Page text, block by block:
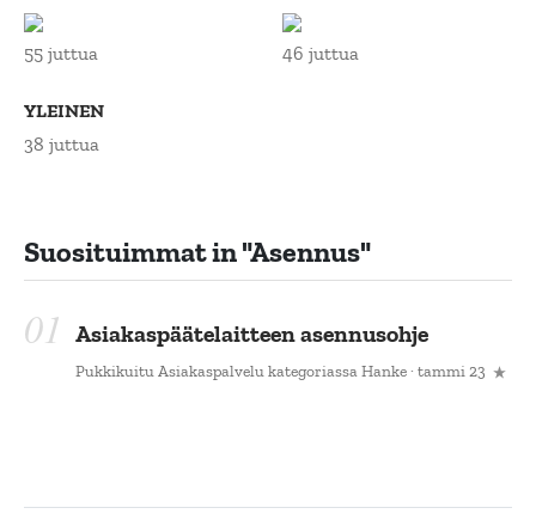
55 juttua 46 juttua
YLEINEN
38 juttua
Suosituimmat in"asennus"
Asiakaspäätelaitteen asennusohje
Pukkikuitu Asiakaspalvelu kategoriassaHanke· tammi 23